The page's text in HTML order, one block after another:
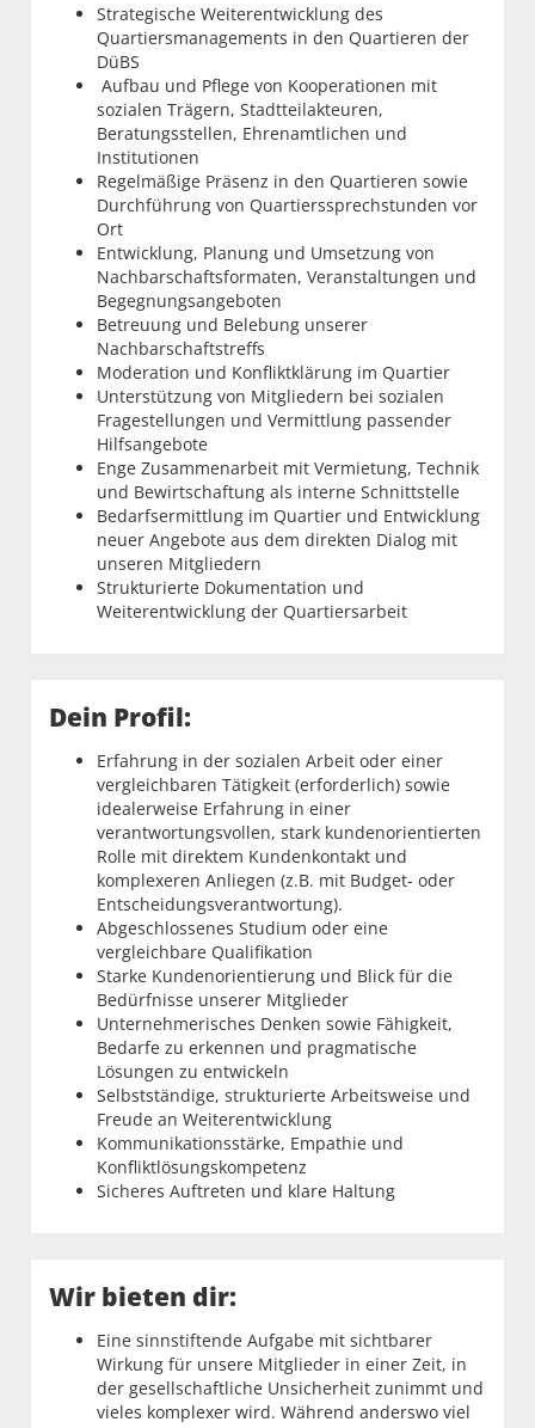
Strategische Weiterentwicklung des
Quartiersmanagements in den Quartieren der
DüBS
Aufbau und Pflege von Kooperationen mit
sozialen Trägern, Stadtteilakteuren,
Beratungsstellen, Ehrenamtlichen und
Institutionen
Regelmäßige Präsenz in den Quartieren sowie
Durchführung von Quartierssprechstunden vor
Ort
Entwicklung, Planung und Umsetzung von
Nachbarschaftsformaten, Veranstaltungen und
Begegnungsangeboten
Betreuung und Belebung unserer
Nachbarschaftstreffs
Moderation und Konfliktklärung im Quartier
Unterstützung von Mitgliedern bei sozialen
Fragestellungen und Vermittlung passender
Hilfsangebote
Enge Zusammenarbeit mit Vermietung, Technik
und Bewirtschaftung als interne Schnittstelle
Bedarfsermittlung im Quartier und Entwicklung
neuer Angebote aus dem direkten Dialog mit
unseren Mitgliedern
Strukturierte Dokumentation und
Weiterentwicklung der Quartiersarbeit
Dein Profil:
Erfahrung in der sozialen Arbeit oder einer
vergleichbaren Tätigkeit (erforderlich) sowie
idealerweise Erfahrung in einer
verantwortungsvollen, stark kundenorientierten
Rolle mit direktem Kundenkontakt und
komplexeren Anliegen (z.B. mit Budget- oder
Entscheidungsverantwortung).
Abgeschlossenes Studium oder eine
vergleichbare Qualifikation
Starke Kundenorientierung und Blick für die
Bedürfnisse unserer Mitglieder
Unternehmerisches Denken sowie Fähigkeit,
Bedarfe zu erkennen und pragmatische
Lösungen zu entwickeln
Selbstständige, strukturierte Arbeitsweise und
Freude an Weiterentwicklung
Kommunikationsstärke, Empathie und
Konfliktlösungskompetenz
Sicheres Auftreten und klare Haltung
Wir bieten dir:
Eine sinnstiftende Aufgabe mit sichtbarer
Wirkung für unsere Mitglieder in einer Zeit, in
der gesellschaftliche Unsicherheit zunimmt und
vieles komplexer wird. Während anderswo viel